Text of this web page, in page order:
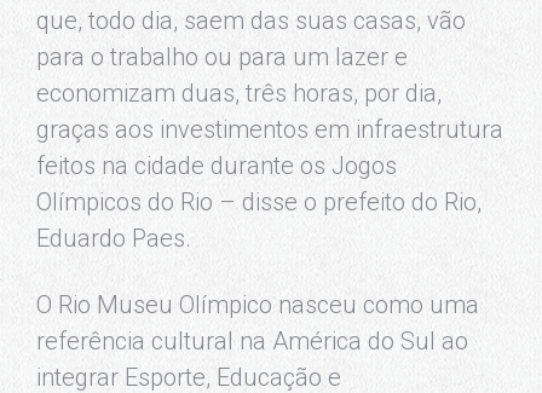
que, todo dia, saem das suas casas, vão
para o trabalho ou para um lazer e
economizam duas, três horas, por dia,
graças aos investimentos em infraestrutura
feitos na cidade durante os Jogos
Olímpicos do Rio – disse o prefeito do Rio,
Eduardo Paes.
O Rio Museu Olímpico nasceu como uma
referência cultural na América do Sul ao
integrar Esporte, Educação e